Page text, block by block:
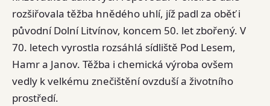
rozšiřovala těžba hnědého uhlí, jíž padl za oběť i
původní Dolní Litvínov, koncem 50. let zbořený. V
70. letech vyrostla rozsáhlá sídliště Pod Lesem,
Hamr a Janov. Těžba i chemická výroba ovšem
vedly k velkému znečištění ovzduší a životního
prostředí.